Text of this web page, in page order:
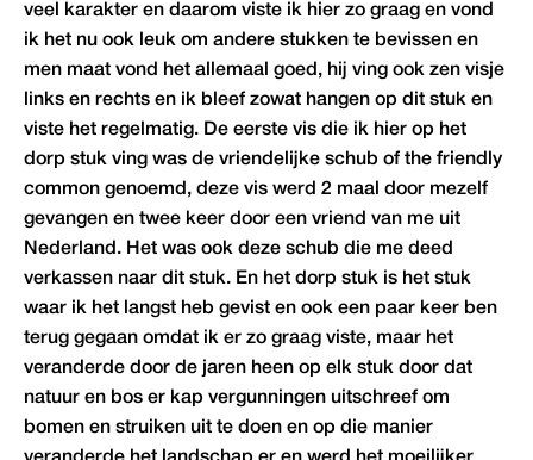
veel karakter en daarom viste ik hier zo graag en vond
ik het nu ook leuk om andere stukken te bevissen en
men maat vond het allemaal goed, hij ving ook zen visje
links en rechts en ik bleef zowat hangen op dit stuk en
viste het regelmatig. De eerste vis die ik hier op het
dorp stuk ving was de vriendelijke schub of the friendly
common genoemd, deze vis werd 2 maal door mezelf
gevangen en twee keer door een vriend van me uit
Nederland. Het was ook deze schub die me deed
verkassen naar dit stuk. En het dorp stuk is het stuk
waar ik het langst heb gevist en ook een paar keer ben
terug gegaan omdat ik er zo graag viste, maar het
veranderde door de jaren heen op elk stuk door dat
natuur en bos er kap vergunningen uitschreef om
bomen en struiken uit te doen en op die manier